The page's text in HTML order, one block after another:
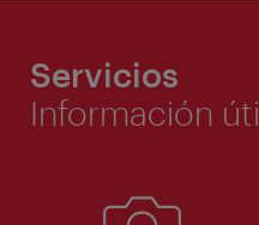
Servicios
Información útil